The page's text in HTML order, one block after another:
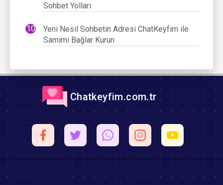
Sohbet Yolları
Yeni Nesil Sohbetin Adresi ChatKeyfim ile
Samimi Bağlar Kurun
Chatkeyfim.com.tr